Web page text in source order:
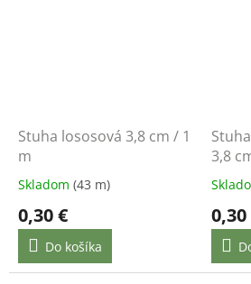
Stuha lososová 3,8 cm / 1
m
Skladom (43 m)
0,30 €
Do košíka
3,8
0,30